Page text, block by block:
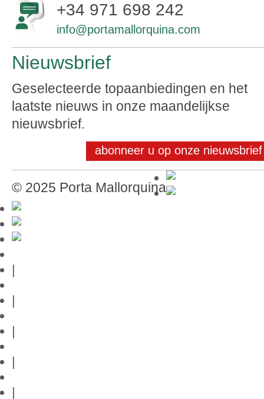
+34 971 698 242
info@portamallorquina.com
Nieuwsbrief
Geselecteerde topaanbiedingen en het
laatste nieuws in onze maandelijkse
nieuwsbrief.
abonneer u op onze nieuwsbrief
© 2025 Porta Mallorquina
|
|
|
|
|